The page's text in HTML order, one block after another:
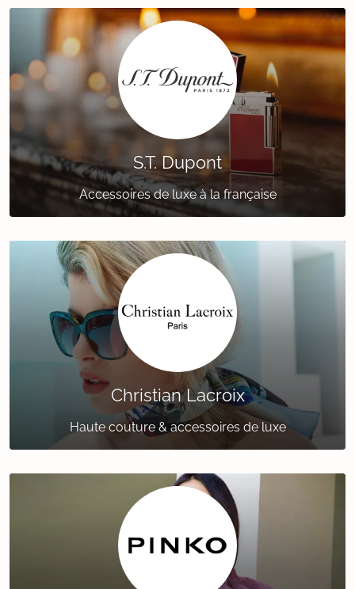
S.T. Dupont
Accessoires de luxe à la française
Christian Lacroix
Haute couture & accessoires de luxe